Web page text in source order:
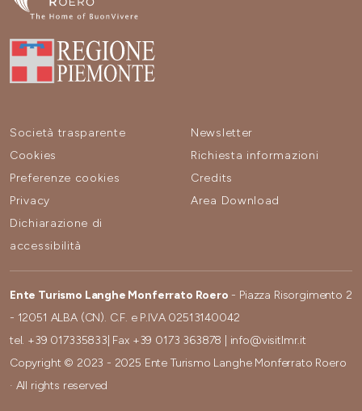
Società trasparente
Cookies
Preferenze cookies
Privacy
Dichiarazione di
accessibilità
Newsletter
Richiesta informazioni
Credits
Area Download
Ente Turismo Langhe Monferrato Roero - Piazza Risorgimento 2
- 12051 ALBA (CN). C.F. e P.IVA 02513140042
tel. +39 017335833 | Fax +39 0173 363878
info@visitlmr.it
Copyright © 2023 - 2025 Ente Turismo Langhe Monferrato Roero
· All rights reserved